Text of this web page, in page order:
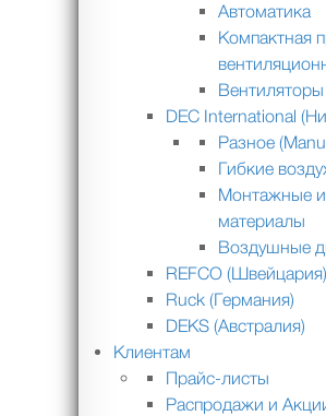
Автоматика
Компактная
Вентиляторы
DEC International
Разное
Гибкие
Монтажные
материалы
Воздушные
REFCO (Швейцария)
Ruck (Германия)
DEKS (Австралия)
Клиентам
Прайс-листы
Распродажи и